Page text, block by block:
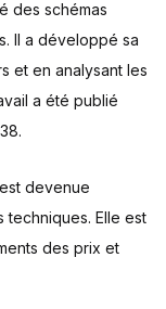
des schémas
Il a développé sa
et en analysant les
a été publié
devenue
techniques. Elle est
des prix et